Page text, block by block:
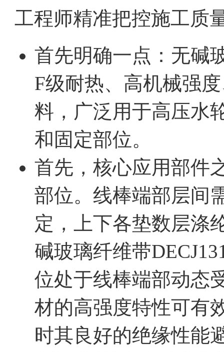
工程师精准把控施工质
首先明确一点：无碱
F级耐热、高机械强
料，广泛用于高压水
和固定部位。
首先，核心应用部件
部位。线棒端部层间
定，上下各垫数层涤
碱玻璃纤维带
位处于线棒端部动态
材的高强度特性可有
时其良好的绝缘性能